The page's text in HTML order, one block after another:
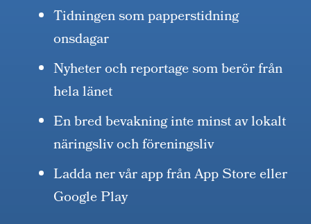
Tidningen som papperstidning
onsdagar
Nyheter och reportage som berör från
hela länet
En bred bevakning inte minst av lokalt
näringsliv och föreningsliv
Ladda ner vår app från App Store eller
Google Play